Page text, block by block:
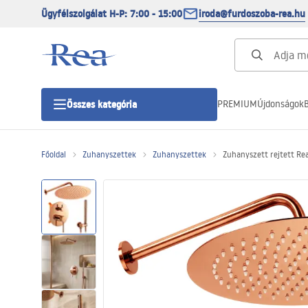
Ügyfélszolgálat H-P: 7:00 - 15:00 iroda@furdoszoba-rea.hu
Összes kategória
Zuhanyajtó
Zuhanytálcák
Zuhanylefolyók
PREMIUMÚjdonságok
Főoldal Zuhanyszettek Zuhanyszettek Zuhanyszett rejtett